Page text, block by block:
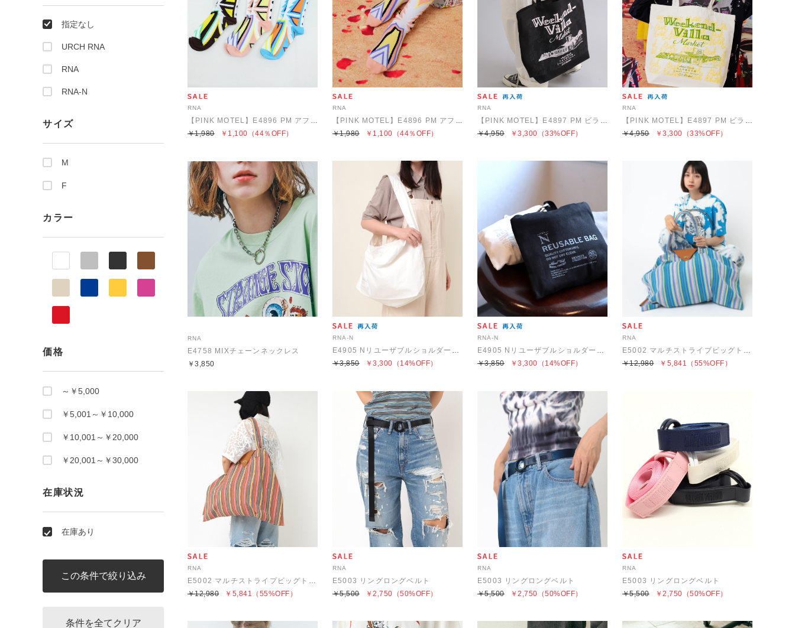
指定なし
URCH RNA
RNA
RNA-N
サイズ
M
F
カラー
価格
～￥5,000
￥5,001～￥10,000
￥10,001～￥20,000
￥20,001～￥30,000
在庫状況
在庫あり
RNA
【PINK MOTEL】E4896 PM アフリカンパターンソックス
￥1,100
￥1,980 （44％OFF）
RNA
【PINK MOTEL】E4896 PM アフリカンパターンソックス
￥1,100
￥1,980 （44％OFF）
RNA
【PINK MOTEL】E4897 PM ビラトート
￥3,300
￥4,950 （33%OFF）
RNA
【PINK MOTEL】E4897 PM ビラトート
￥3,300
￥4,950 （33%OFF）
RNA
E4758 MIXチェーンネックレス
￥3,850
RNA-N
E4905 NリユーザブルショルダーBAG
￥3,300
￥3,850 （14%OFF）
RNA-N
E4905 NリユーザブルショルダーBAG
￥3,300
￥3,850 （14%OFF）
RNA
E5002 マルチストライプビッグトート
￥5,841
￥12,980 （55%OFF）
RNA
E5002 マルチストライプビッグトート
￥5,841
￥12,980 （55%OFF）
RNA
E5003 リングロングベルト
￥2,750
￥5,500 （50%OFF）
RNA
E5003 リングロングベルト
￥2,750
￥5,500 （50%OFF）
RNA
E5003 リングロングベルト
￥2,750
￥5,500 （50%OFF）